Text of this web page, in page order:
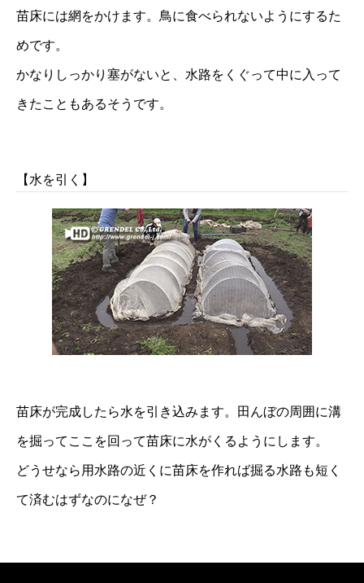
苗床には網をかけます。鳥に食べられないようにするた
めです。
かなりしっかり塞がないと、水路をくぐって中に入って
きたこともあるそうです。
【水を引く】
苗床が完成したら水を引き込みます。田んぼの周囲に溝
を掘ってここを回って苗床に水がくるようにします。
どうせなら用水路の近くに苗床を作れば掘る水路も短く
て済むはずなのになぜ？